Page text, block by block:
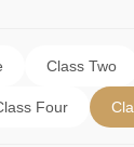
Class Two
Four